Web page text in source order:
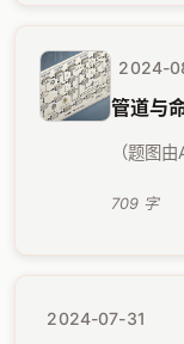
2024-
管道与
（题图
出作为后
709 字
2024-07-31